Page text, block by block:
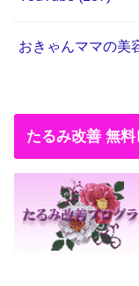
おきゃんママの美
たるみ改善 無料